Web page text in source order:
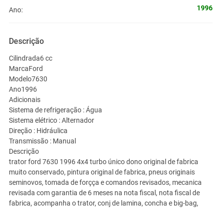
Ano: 1996
Descrição
Cilindrada6 cc
MarcaFord
Modelo7630
Ano1996
Adicionais
Sistema de refrigeração : Água
Sistema elétrico : Alternador
Direção : Hidráulica
Transmissão : Manual
Descrição
trator ford 7630 1996 4x4 turbo único dono original de fabrica
muito conservado, pintura original de fabrica, pneus originais
seminovos, tomada de forçça e comandos revisados, mecanica
revisada com garantia de 6 meses na nota fiscal, nota fiscal de
fabrica, acompanha o trator, conj de lamina, concha e big-bag,